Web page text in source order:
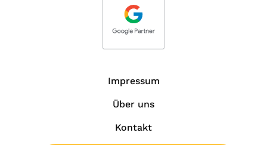
Impressum
Über uns
Kontakt